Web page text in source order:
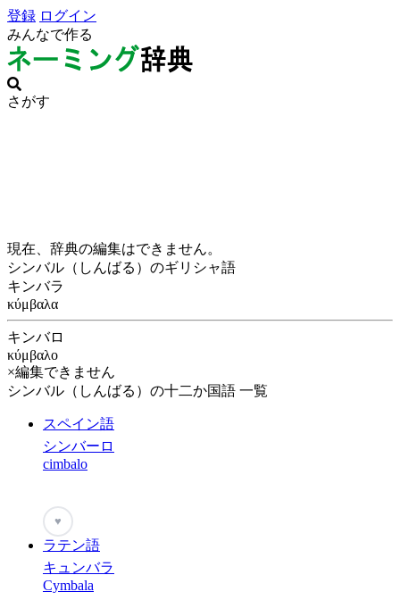
登録 ログイン
みんなで作る
さがす
現在、辞典の編集はできません。
シンバル（しんばる）のギリシャ語
キンバラ
κύμβαλα
キンバロ
κύμβαλο
×編集できません
シンバル（しんばる）の十二か国語 一覧
スペイン語
シンバーロ
cimbalo
♥
ラテン語
キュンバラ
Cymbala